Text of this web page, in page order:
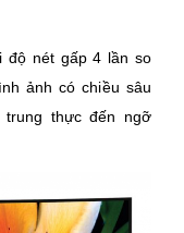
độ nét gấp 4 lần so
ảnh có chiều sâu
thực đến ngỡ